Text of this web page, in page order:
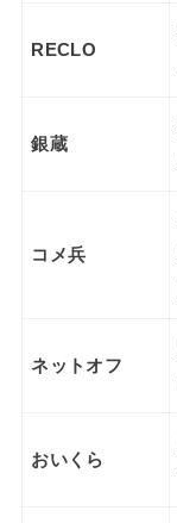
RECLO
銀蔵
コメ兵
ネットオフ
おいくら